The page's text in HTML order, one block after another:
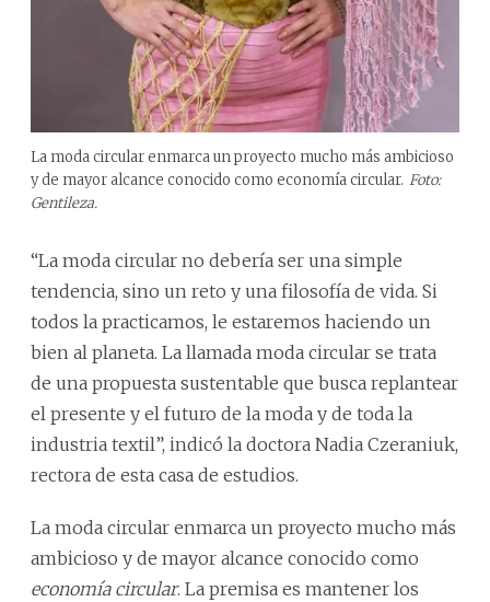
La moda circular enmarca un proyecto mucho más ambicioso
y de mayor alcance conocido como economía circular. Foto:
Gentileza.
“La moda circular no debería ser una simple
tendencia, sino un reto y una filosofía de vida. Si
todos la practicamos, le estaremos haciendo un
bien al planeta. La llamada moda circular se trata
de una propuesta sustentable que busca replantear
el presente y el futuro de la moda y de toda la
industria textil”, indicó la doctora Nadia Czeraniuk,
rectora de esta casa de estudios.
La moda circular enmarca un proyecto mucho más
ambicioso y de mayor alcance conocido como
economía circular. La premisa es mantener los